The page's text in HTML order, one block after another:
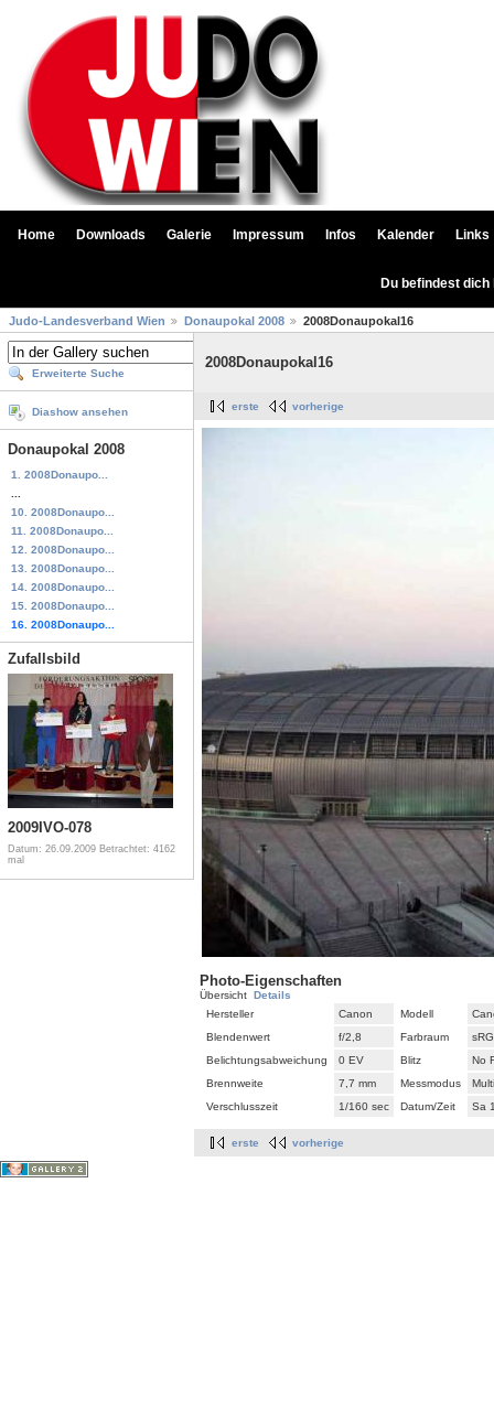
Home Downloads Galerie Impressum Infos Kalender Links
Du befindest
Judo-Landesverband Wien Donaupokal 2008 2008Donaupokal16
Erweiterte Suche
Diashow ansehen
Donaupokal 2008
1. 2008Donaupo...
10. 2008Donaupo...
11. 2008Donaupo...
12. 2008Donaupo...
13. 2008Donaupo...
14. 2008Donaupo...
15. 2008Donaupo...
16. 2008Donaupo...
Zufallsbild
2009IVO-078
Datum: 26.09.2009 Betrachtet: 4162
mal
2008Donaupokal16
erste vorherige
Photo-Eigenschaften
Übersicht Details
Hersteller
Canon Modell
Blendenwert
f/2,8 Farbraum
Belichtungsabweichung
0 EV Blitz
No
Brennweite
7,7 mm Messmodus
Verschlusszeit
1/160 sec Datum/Zeit Sa
erste vorherige